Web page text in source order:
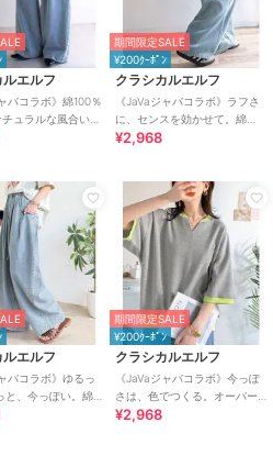
エルフ
バコラボ》綿100％
ュラルな風合い。
スデニムイージー
期間限定SALE
¥200ｸｰﾎﾟﾝ
クラシカルエルフ
《JaVaジャバコラボ》ラフさ
に、センスを効かせて。綿
100% カーブペインターデニム
¥2,968
エルフ
バコラボ》ゆるっ
と、今っぽい。綿
ポケットデニムイ
期間限定SALE
¥200ｸｰﾎﾟﾝ
クラシカルエルフ
《JaVaジャバコラボ》今っぽ
さは、色でつくる。オーバー
サイズ配色リブワッフルプル
¥2,968